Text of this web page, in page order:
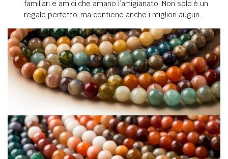
familiari e amici che amano l’artigianato. Non solo è un
regalo perfetto, ma contiene anche i migliori auguri.